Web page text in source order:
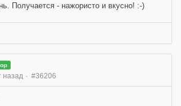
Получается - нажористо и вкусно! :-)
назад #36206